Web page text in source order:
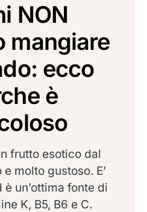
NON
mangiare
ecco
è
frutto esotico dal
molto gustoso. E’
un’ottima fonte di
K, B5, B6 e C.